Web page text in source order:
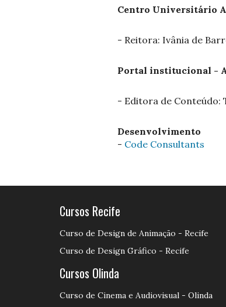
Centro Universitário
- Reitora: Ivânia de
Portal institucional -
- Editora de Conteúdo:
Desenvolvimento
- Code Consultants
Cursos Recife
Curso de Design de Animação - Recife
Curso de Design Gráfico - Recife
Cursos Olinda
Curso de Cinema e Audiovisual - Olinda